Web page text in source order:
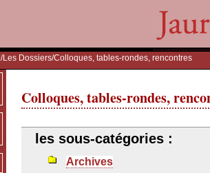
/Les Dossiers/Colloques, tables-rondes, rencontres
Colloques, tables-rondes,
les sous-catégories :
Archives